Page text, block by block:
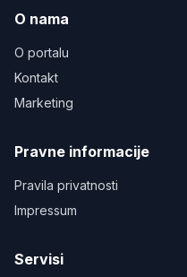
O nama
O portalu
Kontakt
Marketing
Pravne informacije
Pravila privatnosti
Impressum
Servisi